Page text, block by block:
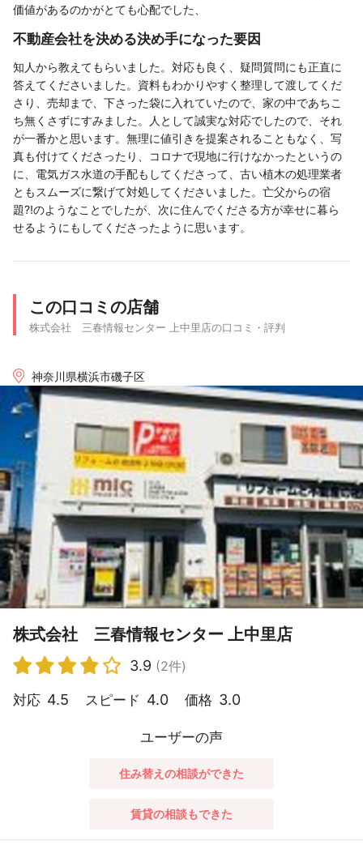
価値があるのかがとても心配でした、
不動産会社を決める決め手になった要因
知人から教えてもらいました。対応も良く、疑問質問にも正直に
答えてくださいました。資料もわかりやすく整理して渡してくだ
さり、売却まで、下さった袋に入れていたので、家の中であちこ
ち無くさずにすみました。人として誠実な対応でしたので、それ
が一番かと思います。無理に値引きを提案されることもなく、写
真も付けてくださったり、コロナで現地に行けなかったというの
に、電気ガス水道の手配もしてくださって、古い植木の処理業者
ともスムーズに繋げて対処してくださいました。亡父からの宿
題⁈のようなことでしたが、次に住んでくださる方が幸せに暮ら
せるようにもしてくださったように思います。
この口コミの店舗
株式会社 三春情報センター 上中里店の口コミ・評判
神奈川県横浜市磯子区
株式会社 三春情報センター 上中里店
3.9 (2件)
対応 4.5 スピード 4.0 価格 3.0
ユーザーの声
住み替えの相談ができた
賃貸の相談もできた